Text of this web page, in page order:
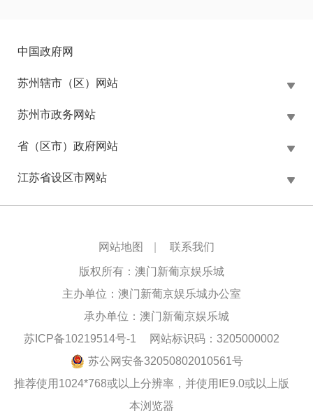
中国政府网
苏州辖市（区）网站
苏州市政务网站
省（区市）政府网站
江苏省设区市网站
网站地图 联系我们
版权所有：澳门新葡京娱乐城
主办单位：澳门新葡京娱乐城办公室
承办单位：澳门新葡京娱乐城
苏ICP备10219514号-1
网站标识码：3205000002
苏公网安备32050802010561号
推荐使用1024*768或以上分辨率，并使用IE9.0或以上版
本浏览器